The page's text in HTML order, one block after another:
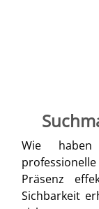
Wie
Präsenz
Sichbarkeit